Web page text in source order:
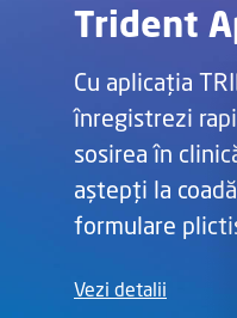
Trident
Cu aplicația
înregistrezi
sosirea în
aștepți la
formulare
Vezi detalii